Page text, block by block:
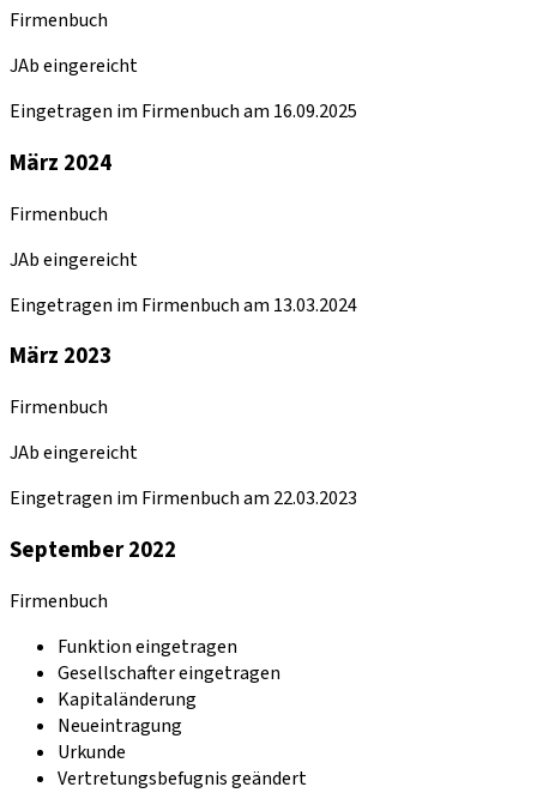
Firmenbuch
JAb eingereicht
Eingetragen im Firmenbuch am 16.09.2025
März 2024
Firmenbuch
JAb eingereicht
Eingetragen im Firmenbuch am 13.03.2024
März 2023
Firmenbuch
JAb eingereicht
Eingetragen im Firmenbuch am 22.03.2023
September 2022
Firmenbuch
Funktion eingetragen
Gesellschafter eingetragen
Kapitaländerung
Neueintragung
Urkunde
Vertretungsbefugnis geändert